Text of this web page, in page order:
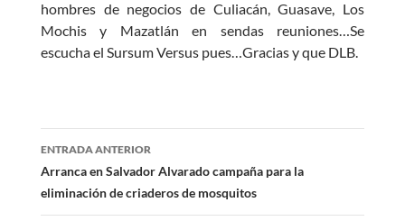
hombres de negocios de Culiacán, Guasave, Los
Mochis y Mazatlán en sendas reuniones…Se
escucha el Sursum Versus pues…Gracias y que DLB.
Navegación
de
entradas
ENTRADA ANTERIOR
Arranca en Salvador Alvarado campaña para la
eliminación de criaderos de mosquitos